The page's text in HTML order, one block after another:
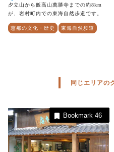
夕立山から飯高山萬勝寺までの約8km
が、岩村町内での東海自然歩道です。
恵那の文化・歴史 東海自然歩道
同じエリアの
Bookmark46